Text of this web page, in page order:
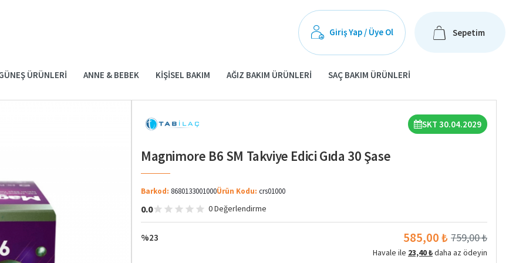
Giriş Yap / Üye Ol Sepetim
ÜRÜNLERI ANNE & BEBEK KIŞISEL BAKIM AĞIZ BAKIM ÜRÜNLERI SAÇ BAKIM ÜRÜNLERI
SKT 30.04.2029
Magnimore B6 SM Takviye Edici Gıda 30 Şase
Barkod: 8680133001000Ürün Kodu: crs01000
0.0 0 Değerlendirme
%23 585,00 ₺ 759,00 ₺
Havale ile 23,40 ₺daha az ödeyin